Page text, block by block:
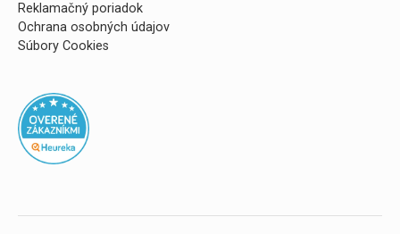
Reklamačný poriadok
Ochrana osobných údajov
Súbory Cookies